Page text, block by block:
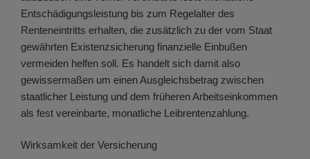
Entschädigungsleistung bis zum Regelalter des
Renteneintritts erhalten, die zusätzlich zu der vom Staat
gewährten Existenzsicherung finanzielle Einbußen
vermeiden helfen soll. Es handelt sich damit also
gewissermaßen um einen Ausgleichsbetrag zwischen
staatlicher Leistung und dem früheren Arbeitseinkommen
als fest vereinbarte, monatliche Leibrentenzahlung.
Wirksamkeit der Versicherung